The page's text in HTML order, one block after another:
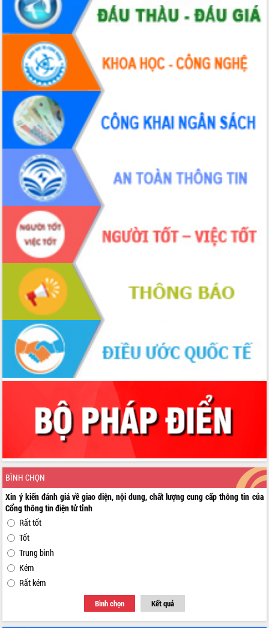
BÌNH CHỌN
Xin ý kiến đánh giá về giao diện, nội dung, chất lượng cung cấp thông tin của
Cổng thông tin điện tử tỉnh
Rất tốt
Tốt
Trung bình
Kém
Rất kém
Bình chọn Kết quả